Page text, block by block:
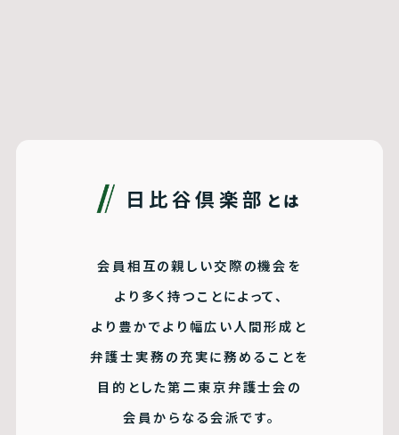
日比谷倶楽部 とは
会員相互の親しい交際の機会を
より多く持つことによって、
より豊かでより幅広い人間形成と
弁護士実務の充実に務めることを
目的とした第二東京弁護士会の
会員からなる会派です。